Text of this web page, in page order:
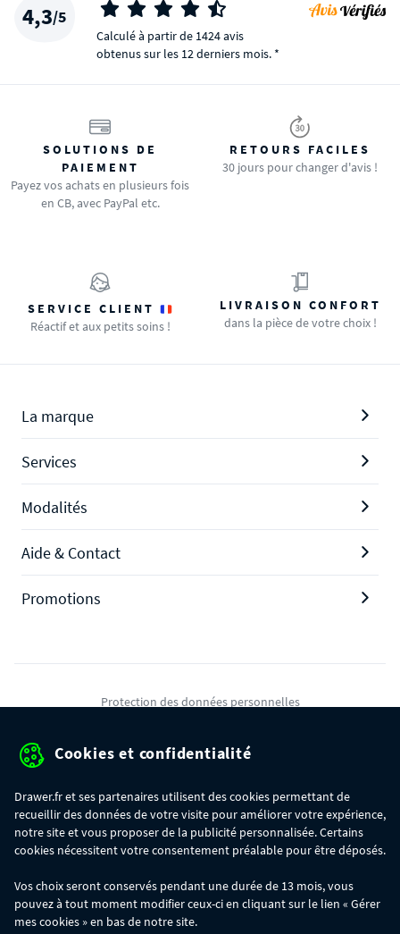
4,3/5
Calculé à partir de 1424 avis
obtenus sur les 12 derniers mois. *
SOLUTIONS DE
PAIEMENT
Payez vos achats en plusieurs fois
en CB, avec PayPal etc.
RETOURS FACILES
30 jours pour changer d'avis !
SERVICE CLIENT
Réactif et aux petits soins !
LIVRAISON CONFORT
dans la pièce de votre choix !
La marque
Services
Modalités
Aide & Contact
Promotions
Protection des données personnelles
Gérer mes cookies
commande :
- 30€ sur votre commande dès 300€ d'achat, avec le code BIKINI30
- 50€ sur votre commande dès 500€ d'achat, avec le code BIKINI50
Cookies et confidentialité
Drawer.fr et ses partenaires utilisent des cookies permettant de
recueillir des données de votre visite pour améliorer votre expérience,
notre site et vous proposer de la publicité personnalisée. Certains
cookies nécessitent votre consentement préalable pour être déposés.
Vos choix seront conservés pendant une durée de 13 mois, vous
pouvez à tout moment modifier ceux-ci en cliquant sur le lien « Gérer
mes cookies » en bas de notre site.